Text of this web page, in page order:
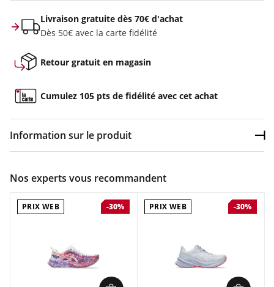
Livraison gratuite dès 70€ d'achat
Dès 50€ avec la carte fidélité
Retour gratuit en magasin
Cumulez 105 pts de fidélité avec cet achat
Information sur le produit
Chaussures de running Femme Asics NOOSA TRI 16 Jaune en
Nos experts vous recommandent
PRIX WEB -30% PRIX WEB -30%